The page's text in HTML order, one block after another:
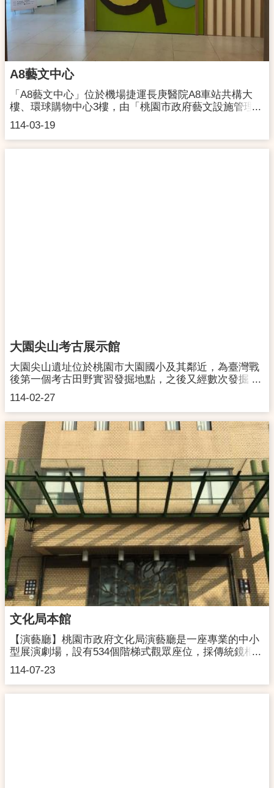
A8藝文中心
114-03-19
「A8藝文中心」位於機場捷運長庚醫院A8車站共構大
樓、環球購物中心3樓，由「桃園市政府藝文設施管理
中心」管理營運，是龜山區的藝術文化新據點。佔地約
100坪的藝文空間中，持續舉辦展覽、文創活動、工作
坊、講座等多元活動，引領在地居民親近藝術，也提供
大園尖山考古展示館
114-02-27
大園尖山遺址位於桃園市大園國小及其鄰近，為臺灣戰
後第一個考古田野實習發掘地點，之後又經數次發掘，
出土遺留相當豐富，涵蓋年代約從距今5,000年至2,000
年前，其中石器原料多元且製作技術高超；陶器則來源
多樣，顯示當時幅員遼闊、交流頻繁的互動關係。其中
距今2,500年前左右的遺留更兼具圓山文化及植物園文化
之風格，可進一步瞭解兩文化間的關係。因此2008年經
桃園縣政府指定為縣定遺址（今市定考古遺址）。基於
文化資產為全民所共享，因此特建置本展示館，使歷年
發掘成果得以公諸於社會大眾，以達文化資產維護推廣
之目的。參觀資訊網 址：
https://www.facebook.com/dayuanjianshan地 址：
桃園市大園區大仁路100號B1開放時間：週三~週一
09:30-17:00，每週二休館，採預約導覽制。聯絡洽詢：
電話：03-2876176#128交通資訊自行開車：國道2號：
機場支線/大竹交流道(往青埔、高鐵站方向)→大成路(右
轉)→大園尖山考古展示館。大眾運輸：高鐵：高鐵桃園
站，步行約10分鐘；或轉乘桃園機場捷運至A17領航
站，步行約7分鐘。捷運：搭乘桃園機場捷運至A17領航
站，步行約7分鐘。公車：可搭乘桃園客運707A、707、
統聯客運208、亞通巴士L509，於「大園高中站」下
車，再步行約2分鐘至大園尖山考古展示館。
文化局本館
114-07-23
【演藝廳】桃園市政府文化局演藝廳是一座專業的中小
型展演劇場，設有534個階梯式觀眾座位，採傳統鏡框
式舞台設計，舞台可容納約40人，非常適合小型室內
樂、獨奏與多元節目的演出。劇場配置陣列式喇叭音響